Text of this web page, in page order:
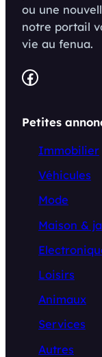
ou une
notre portail
vie au fenua.
Facebook
Petites
Immobilier
Véhicules
Mode
Maison &
Loisirs
Animaux
Services
Autres